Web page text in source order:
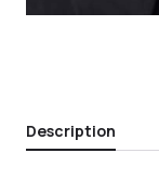
Description